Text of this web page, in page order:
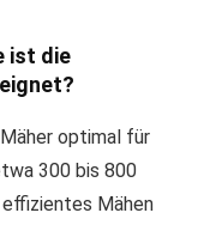
ist die
optimal für
300 bis 800
Mähen